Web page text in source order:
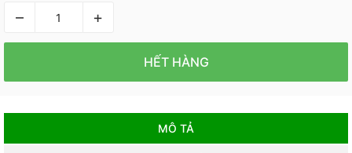
– +
HẾT HÀNG
MÔ TẢ